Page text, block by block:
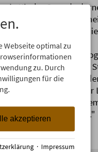
Kinder Sprache
der Familie. Durch
Familienmitglieder,
aus der Tradition.
zur
Bereich Stimme und
Durch ein Projekt in
Thema Jodeln in der
mit diesem
mehr ist als Tradition."
Webseite optimal zu
zu. Durch
für die
akzeptieren
· Impressum